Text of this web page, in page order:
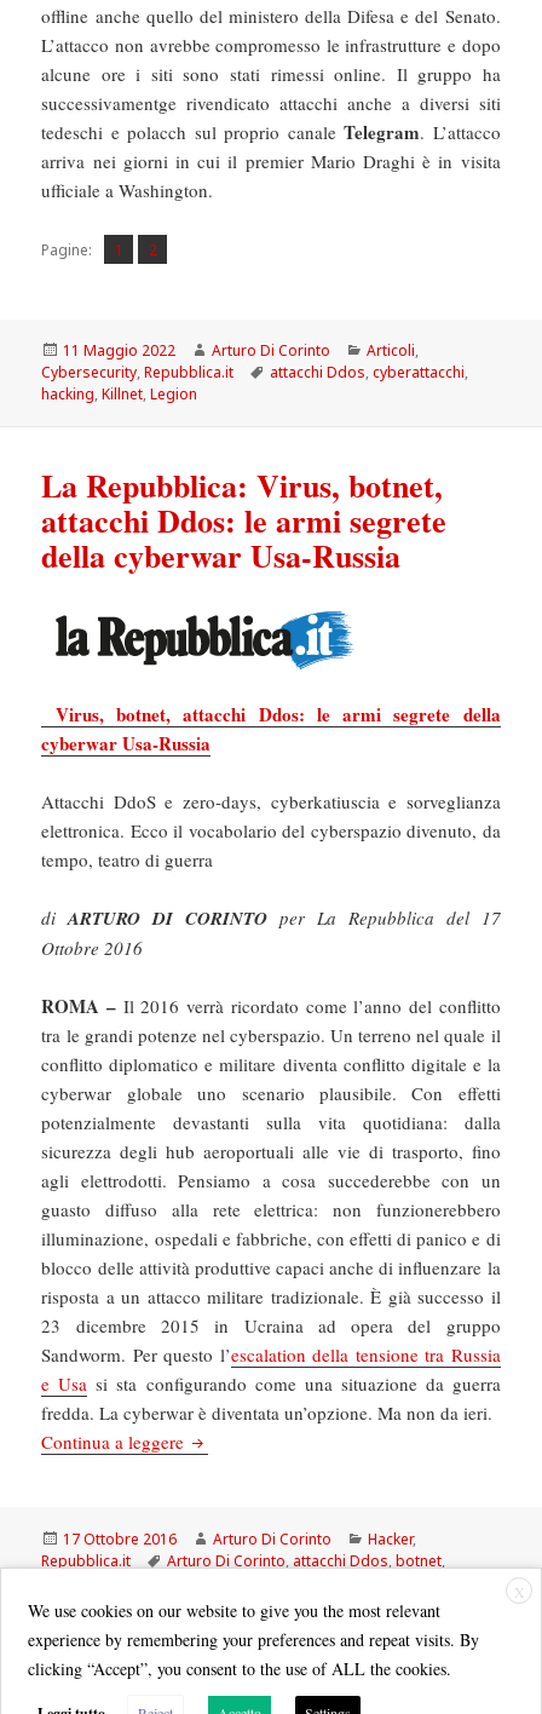
offline anche quello del ministero della Difesa e del Senato.
L’attacco non avrebbe compromesso le infrastrutture e dopo
alcune ore i siti sono stati rimessi online. Il gruppo ha
successivamentge rivendicato attacchi anche a diversi siti
tedeschi e polacch sul proprio canaleTelegram. L’attacco
arriva nei giorni in cui il premier Mario Draghi è in visita
ufficiale a Washington.
Pagine: Pagina
1 ,
Pagina
2
Scritto
il
11 Maggio 2022 Autore
Arturo Di Corinto Categorie
Articoli,
Cybersecurity,Repubblica.it Tag
attacchi Ddos,cyberattacchi,
hacking,Killnet,Legion
La Repubblica: Virus, botnet,
attacchi Ddos: le armi segrete
della cyberwar Usa-Russia
Virus, botnet, attacchi Ddos: le armi segrete della
cyberwar Usa-Russia
Attacchi DdoS e zero-days, cyberkatiuscia e sorveglianza
elettronica. Ecco il vocabolario del cyberspazio divenuto, da
tempo, teatro di guerra
diARTURO DI CORINTO per La Repubblica del 17
Ottobre 2016
ROMA – Il 2016 verrà ricordato come l’anno del conflitto
tra le grandi potenze nel cyberspazio. Un terreno nel quale il
conflitto diplomatico e militare diventa conflitto digitale e la
cyberwar globale uno scenario plausibile. Con effetti
potenzialmente devastanti sulla vita quotidiana: dalla
sicurezza degli hub aeroportuali alle vie di trasporto, fino
agli elettrodotti. Pensiamo a cosa succederebbe con un
guasto diffuso alla rete elettrica: non funzionerebbero
illuminazione, ospedali e fabbriche, con effetti di panico e di
blocco delle attività produttive capaci anche di influenzare la
risposta a un attacco militare tradizionale. È già successo il
23 dicembre 2015 in Ucraina ad opera del gruppo
Sandworm. Per questo l’escalation della tensione tra Russia
e Usa si sta configurando come una situazione da guerra
fredda. La cyberwar è diventata un’opzione. Ma non da ieri.
Continua a leggere La Repubblica: Virus, botnet, attacchi Ddos:
Scritto
il
17 Ottobre 2016 Autore
Arturo Di Corinto Categorie
Hacker,
Repubblica.it
Tag
Arturo Di Corinto, attacchi Ddos,botnet,
su La Repubblica: Virus,
X
We use cookies on our website to give you the most relevant
experience by remembering your preferences and repeat visits. By
clicking “Accept”, you consent to the use of ALL the cookies.